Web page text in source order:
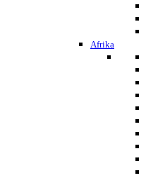
Afrika